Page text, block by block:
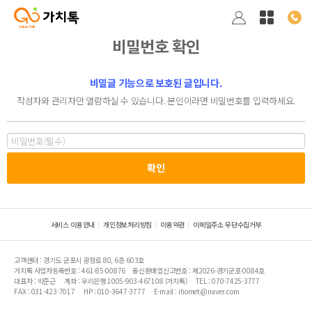
비밀번호 확인
비밀글 기능으로 보호된 글입니다.
작성자와 관리자만 열람하실 수 있습니다. 본인이라면 비밀번호를 입력하세요.
서비스 이용안내 개인정보처리방침 이용약관 이메일주소 무단수집거부
고객센터 : 경기도 군포시 광정로 80, 6층 603호
가치톡 사업자등록번호 : 461-85-00876
통신판매업신고번호 : 제2026-경기군포-0084호
대표자 : 박준근
계좌 : 우리은행 1005-903-467108 (가치톡)
TEL : 070-7425-3777
FAX : 031-423-7017
HP : 010-3647-3777 E-mail : ihomet@naver.com